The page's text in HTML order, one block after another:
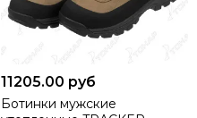
11205.00 руб
Ботинки мужские